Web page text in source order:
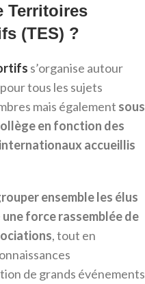
Territoires
(TES) ?
s’organise autour
tous les sujets
mais également sous
en fonction des
accueillis
ensemble les élus
une force rassemblée de
, tout en
de grands événements